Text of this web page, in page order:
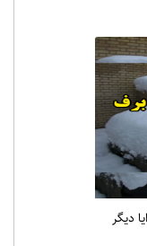
در حرم مطهر